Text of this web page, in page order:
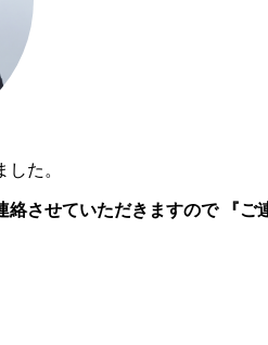
た。
絡させていただきますので 『ご